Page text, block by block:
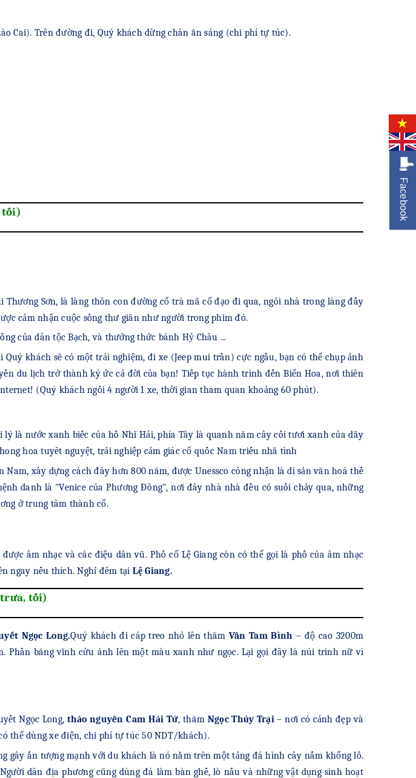
Cai). Trên đường đi, Quý khách dừng chân ăn sáng (chi phí tự túc).
Sơn, là làng thôn con đường cổ trà mã cổ đạo đi qua, ngôi nhà trong làng đấy
cảm nhận cuộc sống thư giãn như người trong phim đó.
của dân tộc Bạch, và thưởng thức bánh Hỷ Châu ...
khách sẽ có một trải nghiệm, đi xe (Jeep mui trần) cực ngầu, bạn có thể chụp ảnh
du lịch trở thành ký ức cả đời của bạn! Tiếp tục hành trình đến Biển Hoa, nơi thiên
(Quý khách ngồi 4 người 1 xe, thời gian tham quan khoảng 60 phút).
lý là nước xanh biếc của hồ Nhĩ Hải, phía Tây là quanh năm cây cối tươi xanh của dãy
hoa tuyêt nguyệt, trải nghiệp cảm giác cổ quốc Nam triếu nhã tình
xây dựng cách đây hơn 800 năm, được Unessco công nhận là di sản văn hoá thế
danh là "Venice của Phương Đông", nơi đây nhà nhà đều có suối chảy qua, những
ở trung tâm thành cổ.
âm nhạc và các điệu dân vũ. Phố cổ Lệ Giang còn có thể gọi là phố của âm nhạc
ngay nếu thích. Nghỉ đêm tại Lệ Giang.
tối)
Ngọc Long.Quý khách đi cáp treo nhỏ lên thăm Vân Tam Bình – độ cao 3200m
Phần băng vĩnh cửu ánh lên một màu xanh như ngọc. Lại gọi đây là núi trinh nữ vì
Ngọc Long, thảo nguyên Cam Hải Tử, thăm Ngọc Thủy Trại– nơi có cảnh đẹp và
thể dùng xe điện, chi phí tự túc 50 NDT/khách).
gây ấn tượng mạnh với du khách là nó nằm trên một tảng đá hình cây nấm khổng lồ.
dân địa phương cũng dùng đá làm bàn ghế, lò nấu và những vật dụng sinh hoạt
Facebook